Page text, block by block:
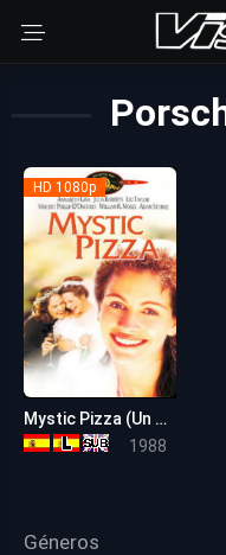
HD 1080p
Mystic Pizza (Un pedazo de cielo)
1988
Géneros